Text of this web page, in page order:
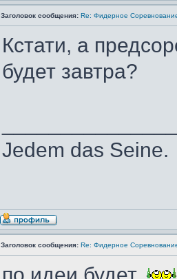
Заголовок сообщения: Re: Фидерное
Кстати, а
будет завтра?
Jedem das Seine.
Заголовок сообщения: Re: Фидерное